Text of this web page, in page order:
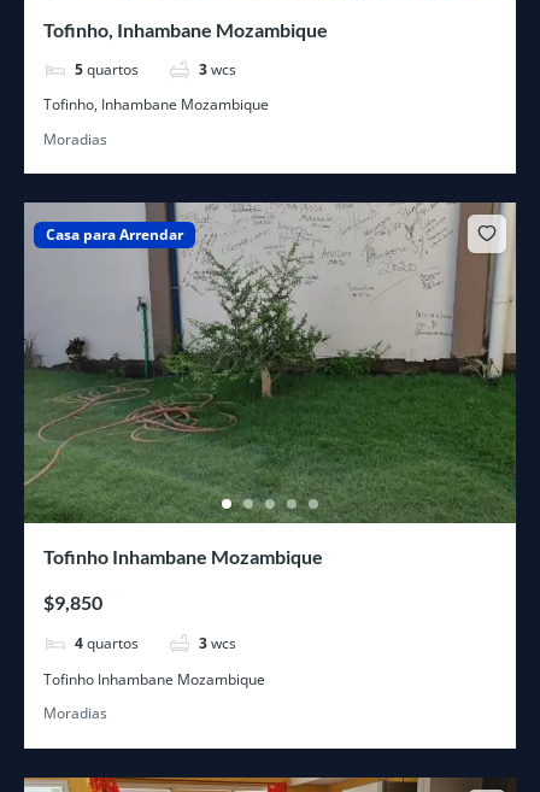
Tofinho, Inhambane Mozambique
5 quartos 3 wcs
Tofinho, Inhambane Mozambique
Moradias
Casa para Arrendar
Tofinho Inhambane Mozambique
$9,850
4 quartos 3 wcs
Tofinho Inhambane Mozambique
Moradias